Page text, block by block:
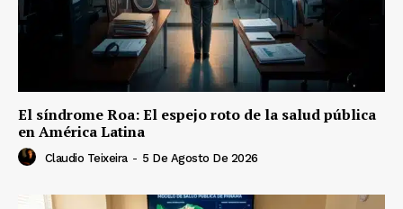
El síndrome Roa: El espejo roto de la salud pública
en América Latina
Claudio Teixeira - 5 De Agosto De 2026